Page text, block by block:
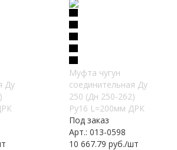
Ду
Муфта чугун
соединительная Ду
250 (Дн 250-262)
Ру16 L=200мм ДРК
Под заказ
Арт.: 013-0598
10 667.79 руб./шт